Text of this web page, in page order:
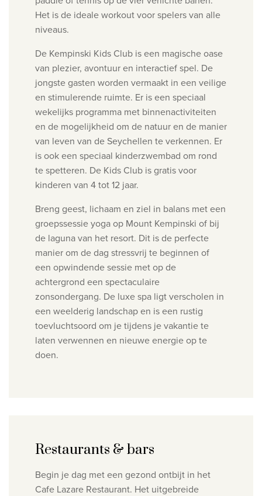
Het is de ideale workout voor spelers van alle
niveaus.
De Kempinski Kids Club is een magische oase
van plezier, avontuur en interactief spel. De
jongste gasten worden vermaakt in een veilige
en stimulerende ruimte. Er is een speciaal
wekelijks programma met binnenactiviteiten
en de mogelijkheid om de natuur en de manier
van leven van de Seychellen te verkennen. Er
is ook een speciaal kinderzwembad om rond
te spetteren. De Kids Club is gratis voor
kinderen van 4 tot 12 jaar.
Breng geest, lichaam en ziel in balans met een
groepssessie yoga op Mount Kempinski of bij
de laguna van het resort. Dit is de perfecte
manier om de dag stressvrij te beginnen of
een opwindende sessie met op de
achtergrond een spectaculaire
zonsondergang. De luxe spa ligt verscholen in
een weelderig landschap en is een rustig
toevluchtsoord om je tijdens je vakantie te
laten verwennen en nieuwe energie op te
doen.
Restaurants & bars
Begin je dag met een gezond ontbijt in het
Cafe Lazare Restaurant. Het uitgebreide